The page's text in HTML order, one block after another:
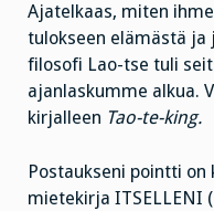
Ajatelkaas, miten
tulokseen elämästä ja
filosofi Lao-tse tuli
ajanlaskumme alkua.
kirjalleen Tao-te-king.
Postaukseni pointti on
mietekirja ITSELLENI